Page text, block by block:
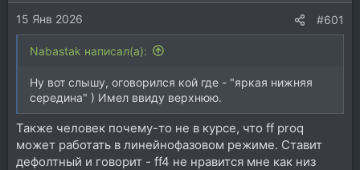
15 Янв 2026 #601
Nabastak написал(а):
Ну вот слышу, оговорился кой где - "яркая нижняя
середина" ) Имел ввиду верхнюю.
Также человек почему-то не в курсе, что ff proq
может работать в линейнофазовом режиме. Ставит
дефолтный и говорит - ff4 не нравится мне как низ